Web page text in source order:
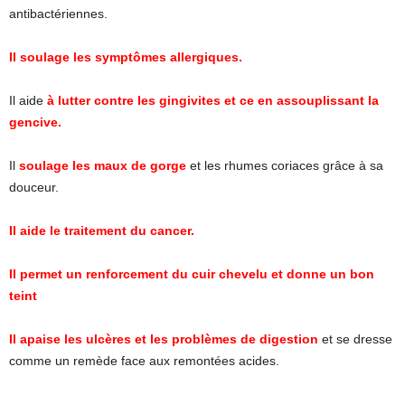
antibactériennes.
Il soulage les symptômes allergiques.
Il aide à lutter contre les gingivites et ce en assouplissant la
gencive.
Il soulage les maux de gorge et les rhumes coriaces grâce à sa
douceur.
Il aide le traitement du cancer.
Il permet un renforcement du cuir chevelu et donne un bon
teint
Il apaise les ulcères et les problèmes de digestion et se dresse
comme un remède face aux remontées acides.